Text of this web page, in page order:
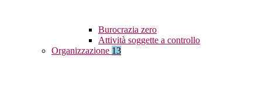
Burocrazia zero
Attività soggette a controllo
Organizzazione 13